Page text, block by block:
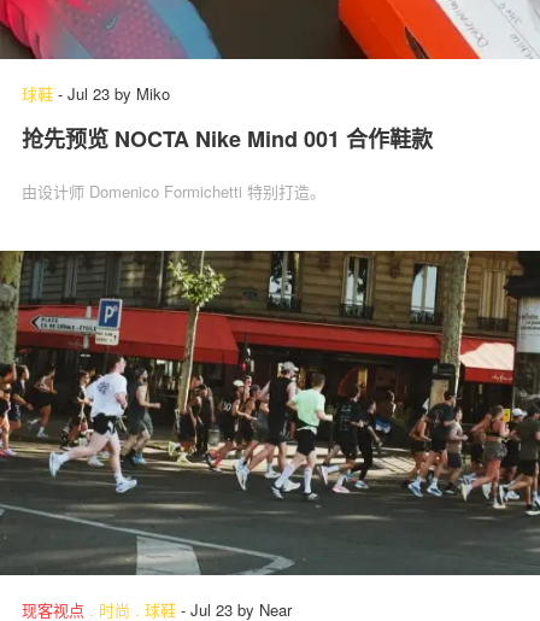
球鞋 - Jul 23 by Miko
抢先预览 NOCTA Nike Mind 001 合作鞋款
由设计师 Domenico Formichetti 特别打造。
现客视点 . 时尚 . 球鞋 - Jul 23 by Near